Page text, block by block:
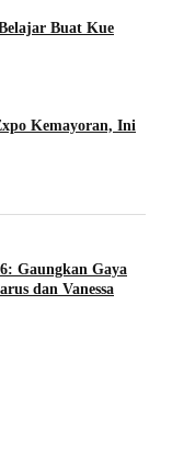
Buat Kue
Kemayoran, Ini
Gaungkan Gaya
dan Vanessa